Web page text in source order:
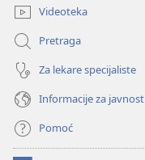
Videoteka
Pretraga
Za lekare specijaliste
Informacije za javnost
Pomoć